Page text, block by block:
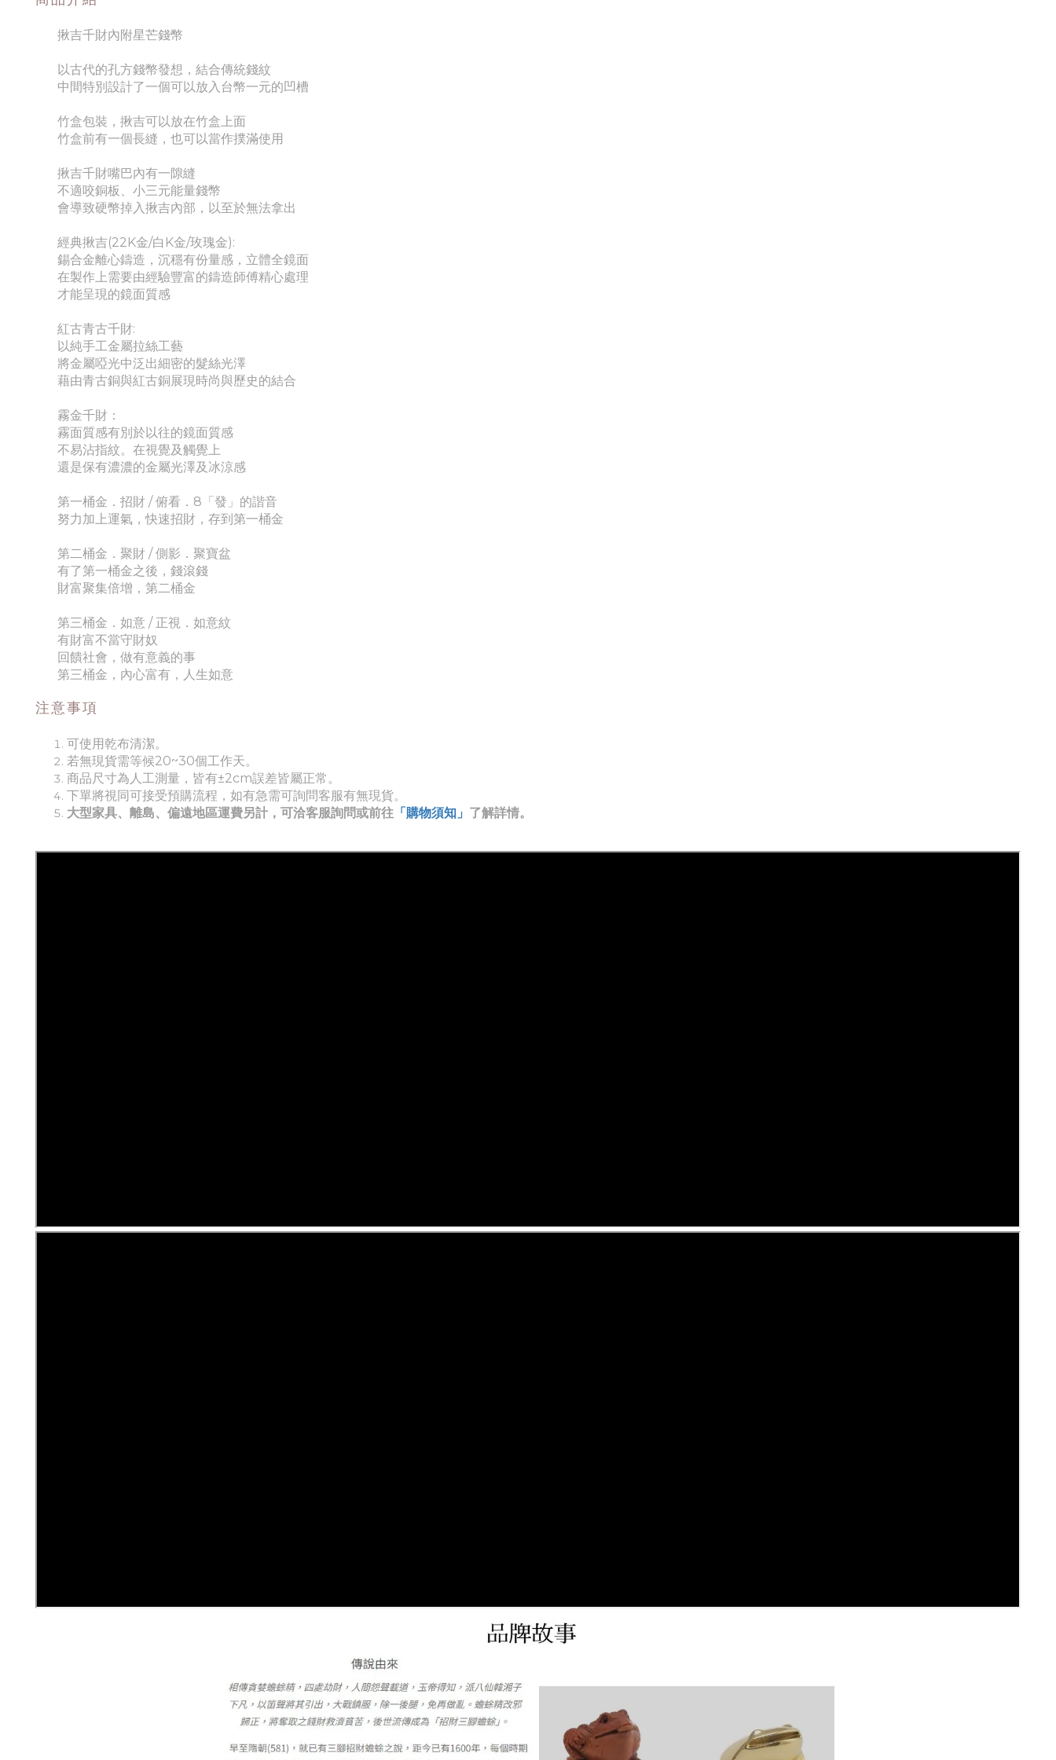
揪吉千財內附星芒錢幣
以古代的孔方錢幣發想， 結合傳統錢紋
中間特別設計了一個可以放入台幣一元的凹槽
竹盒包裝，揪吉可以放在竹盒上面
竹盒前有一個長縫，也可以當作撲滿使用
揪吉千財嘴巴內有一隙縫
不適咬銅板、小三元能量錢幣
會導致硬幣掉入揪吉內部，以至於無法拿出
經典揪吉(22K金/白K金/玫瑰金):
錫合金離心鑄造，沉穩有份量感，立體全鏡面
在製作上需要由經驗豐富的鑄造師傅精心處理
才能呈現的鏡面質感
紅古青古千財:
以純手工金屬拉絲工藝
將金屬啞光中泛出細密的髮絲光澤
藉由青古銅與紅古銅展現時尚與歷史的結合
霧金千財：
霧面質感有別於以往的鏡面質感
不易沾指紋。在視覺及觸覺上
還是保有濃濃的金屬光澤及冰涼感
第一桶金．招財 / 俯看．8「發」的諧音
努力加上運氣，快速招財，存到第一桶金
第二桶金．聚財 / 側影．聚寶盆
有了第一桶金之後，錢滾錢
財富聚集倍增，第二桶金
第三桶金．如意 / 正視．如意紋
有財富不當守財奴
回饋社會，做有意義的事
第三桶金，內心富有，人生如意
注意事項
可使用乾布清潔。
若無現貨需等候20~30個工作天。
商品尺寸為人工測量，皆有±2cm誤差皆屬正常。
下單將視同可接受預購流程，如有急需可詢問客服有無現貨。
大型家具、離島、偏遠地區運費另計，可洽客服詢問或前往 「購物須知」 了解詳情。